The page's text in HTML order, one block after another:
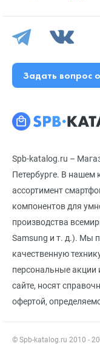
Spb-katalog.ru –
Петербурге. В нашем
ассортимент
компонентов для
производства
Samsung и т. д.). Мы
качественную
персональные акции
сайте, носят
офертой,
© Spb-katalog.ru 2010 -
Задать вопрос